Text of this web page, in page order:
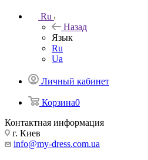
Ru
Назад
Язык
Ru
Ua
Личный кабинет
Корзина0
Контактная информация
г. Киев
info@my-dress.com.ua